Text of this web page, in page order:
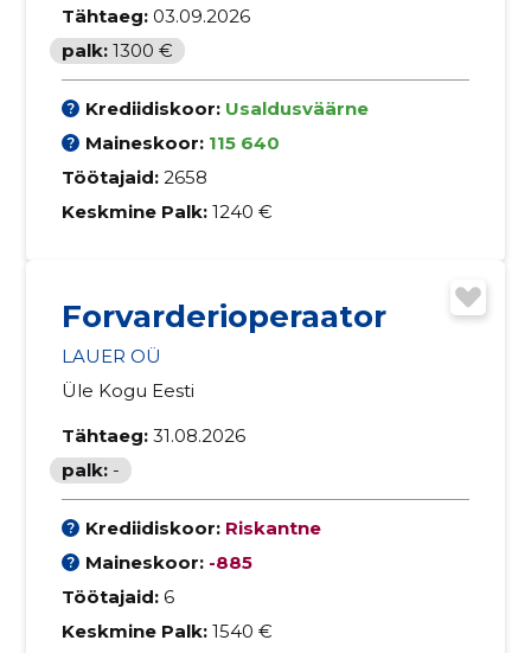
Tähtaeg: 03.09.2026
palk: 1300 €
Krediidiskoor: Usaldusväärne
Maineskoor: 115 640
Töötajaid: 2658
Keskmine Palk: 1240 €
Forvarderioperaator
LAUER OÜ
Üle Kogu Eesti
Tähtaeg: 31.08.2026
palk: -
Krediidiskoor: Riskantne
Maineskoor: -885
Töötajaid: 6
Keskmine Palk: 1540 €